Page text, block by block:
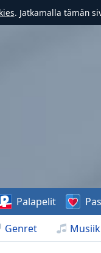
. Jatkamalla tämän
Genret
Palapelit